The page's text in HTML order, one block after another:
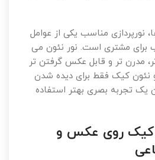
نورپردازی مناسب یکی از عوامل
مشتری است. نور نئون می
مدرن تر و قابل عکس گرفتن تر
نئون کیک فقط برای دیده شدن
یک تجربه بصری بهتر استفاده
کیک روی عکس و